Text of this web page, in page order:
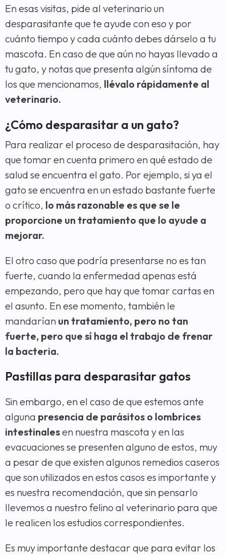
En esas visitas, pide al veterinario un
desparasitante que te ayude con eso y por
cuánto tiempo y cada cuánto debes dárselo a tu
mascota. En caso de que aún no hayas llevado a
tu gato, y notas que presenta algún síntoma de
los que mencionamos, llévalo rápidamente al
veterinario.
¿Cómo desparasitar a un gato?
Para realizar el proceso de desparasitación, hay
que tomar en cuenta primero en qué estado de
salud se encuentra el gato. Por ejemplo, si ya el
gato se encuentra en un estado bastante fuerte
o crítico, lo más razonable es que se le
proporcione un tratamiento que lo ayude a
mejorar.
El otro caso que podría presentarse no es tan
fuerte, cuando la enfermedad apenas está
empezando, pero que hay que tomar cartas en
el asunto. En ese momento, también le
mandarían un tratamiento, pero no tan
fuerte, pero que sí haga el trabajo de frenar
la bacteria.
Pastillas para desparasitar gatos
Sin embargo, en el caso de que estemos ante
alguna presencia de parásitos o lombrices
intestinalesen nuestra mascota y en las
evacuaciones se presenten alguno de estos, muy
a pesar de que existen algunos remedios caseros
que son utilizados en estos casos es importante y
es nuestra recomendación, que sin pensarlo
llevemos a nuestro felino al veterinario para que
le realicen los estudios correspondientes.
Es muy importante destacar que para evitar los